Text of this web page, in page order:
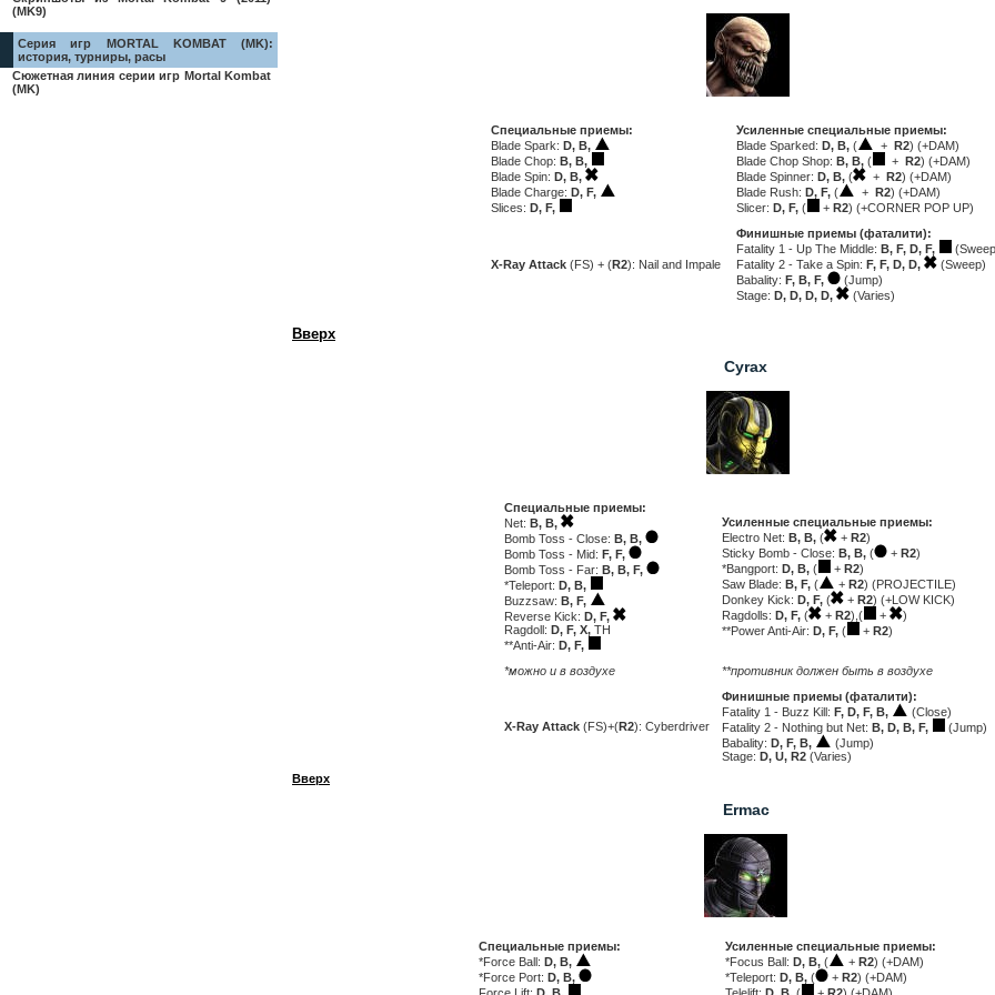
(MK9)
Серия игр MORTAL KOMBAT (MK):
история, турниры, расы
Сюжетная линия серии игр Mortal Kombat
(MK)
Специальные приемы:
Blade Spark: D, B,
Blade Chop: B, B,
Blade Spin: D, B,
Blade Charge: D, F,
Slices: D, F,
Усиленные специальные приемы:
Blade Sparked: D, B, ( + R2) (+DAM)
Blade Chop Shop: B, B, ( + R2) (+DAM)
Blade Spinner: D, B, ( + R2) (+DAM)
Blade Rush: D, F, ( + R2) (+DAM)
Slicer: D, F, ( + R2) (+CORNER POP UP)
X-Ray Attack (FS) + (R2): Nail and Impale
Финишные приемы (фаталити):
Fatality 1 - Up The Middle: B, F, D, F,
Fatality 2 - Take a Spin: F, F, D, D,
(Sweep)
Babality: F, B, F,
(Jump)
Stage: D, D, D, D, (Varies)
Вверх
Cyrax
Специальные приемы:
Net: B, B,
Bomb Toss - Close: B, B,
Bomb Toss - Mid: F, F,
Bomb Toss - Far: B, B, F,
*Teleport: D, B,
Buzzsaw: B, F,
Reverse Kick: D, F,
Ragdoll: D, F, X, TH
**Anti-Air: D, F,
Усиленные специальные приемы:
Electro Net: B, B, ( + R2)
Sticky Bomb - Close: B, B, ( + R2)
*Bangport: D, B, ( + R2)
Saw Blade: B, F, ( + R2) (PROJECTILE)
Donkey Kick: D, F, ( + R2) (+LOW KICK)
Ragdolls: D, F, ( + R2),( +
)
**Power Anti-Air: D, F, ( + R2)
*можно и в воздухе **противник должен быть в воздухе
X-Ray Attack (FS)+(R2): Cyberdriver
Финишные приемы (фаталити):
Fatality 1 - Buzz Kill: F, D, F, B,
(Close)
Fatality 2 - Nothing but Net: B, D, B, F,
(Jump)
Babality: D, F, B,
(Jump)
Stage: D, U, R2 (Varies)
Вверх
Ermac
Специальные приемы:
*Force Ball: D, B,
*Force Port: D, B,
Усиленные специальные приемы:
*Focus Ball: D, B, ( + R2) (+DAM)
*Teleport: D, B, ( + R2) (+DAM)